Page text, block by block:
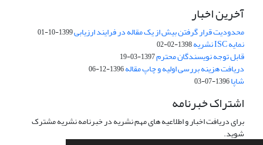
آخرین اخبار
محدودیت قرار گرفتن بیش از یک مقاله در فرایند ارزیابی1399-10-01
نمایه ISC نشریه 1398-02-02
قابل توجه نویسندگان محترم1397-03-19
دریافت هزینه بررسی اولیه و چاپ مقاله1396-12-06
شاپا1396-07-03
اشتراک خبرنامه
برای دریافت اخبار و اطلاعیه های مهم نشریه در خبرنامه نشریه مشترک
شوید.